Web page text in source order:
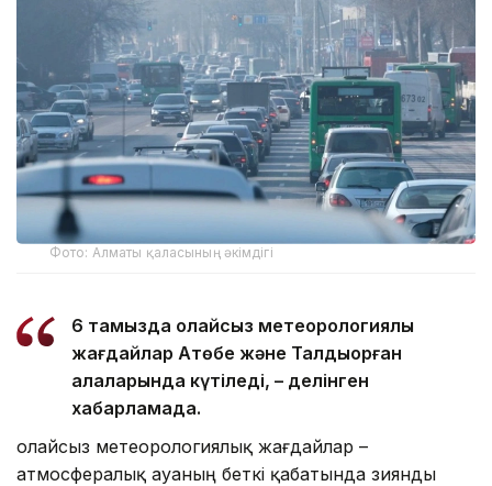
Фото: Алматы қаласының әкімдігі
6 тамызда қолайсыз метеорологиялық
жағдайлар Ақтөбе және Талдықорған
қалаларында күтіледі, – делінген
хабарламада.
Қолайсыз метеорологиялық жағдайлар –
атмосфералық ауаның беткі қабатында зиянды